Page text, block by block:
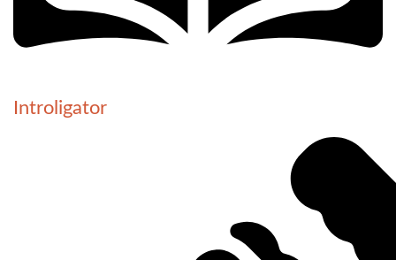
Introligator